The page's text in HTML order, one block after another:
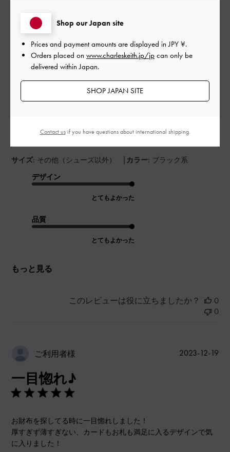
このレビューは役に立ちましたか？
良い！！
サイズ: その他（シューズ以外） | カラー: ブラック系
デザイン
とてもよかった
品質
とてもよかった
もっと見る
このレビューは役に立ちましたか？
0
0
ご利用者様
一目惚れ♪
お財布を探してる時に一目惚れしました！
厚すぎず薄すぎない、カードもお札も満足に入るデザインで気
に入りました！
公
2023-12-19
Shop our Japan site
Prices and payment amounts are displayed inJPY ¥.
Orders placed on www.charleskeith.jp/jp can only be
delivered within Japan.
SHOP JAPAN SITE
Contact usif you have questions about international shipping.